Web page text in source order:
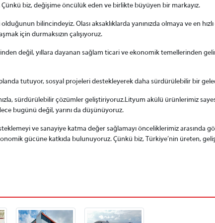
biz, değişime öncülük eden ve birlikte büyüyen bir markayız.
bilincindeyiz. Olası aksaklıklarda yanınızda olmaya ve en
için durmaksızın çalışıyoruz.
değil, yıllara dayanan sağlam ticari ve ekonomik temellerinden
planda tutuyor, sosyal projeleri destekleyerek daha sürdürülebilir bir
sürdürülebilir çözümler geliştiriyoruz.Lityum akülü ürünlerimiz
bugünü değil, yarını da düşünüyoruz.
ve sanayiye katma değer sağlamayı önceliklerimiz arasında
gücüne katkıda bulunuyoruz. Çünkü biz, Türkiye’nin üreten,